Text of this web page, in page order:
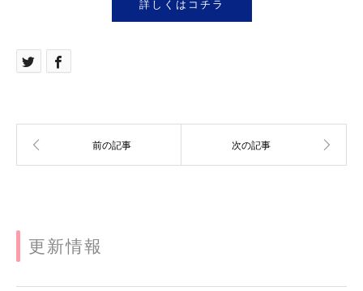
詳しくはコチラ
更新情報